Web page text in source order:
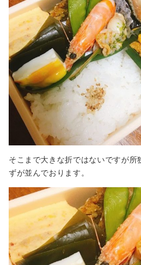
そこまで大きな折ではないですが所
ずが並んでおります。